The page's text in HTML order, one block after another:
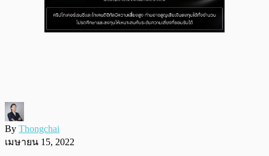
By Thongchai
เมษายน 15, 2022